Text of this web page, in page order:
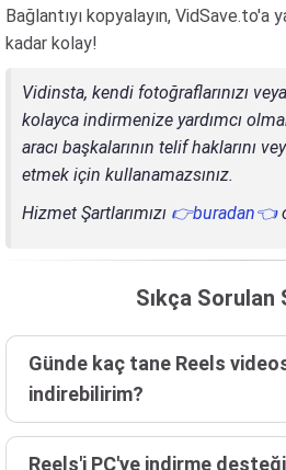
Bağlantıyı kopyalayın, VidSave.to'a
kadar kolay!
Vidinsta, kendi fotoğraflarınızı
kolayca indirmenize yardımcı
aracı başkalarının telif haklarını
etmek için kullanamazsınız.
Hizmet Şartlarımızı 👉buradan👈
Sıkça Sorulan
Günde kaç tane Reels
indirebilirim?
Reels'i PC'ye indirme desteği